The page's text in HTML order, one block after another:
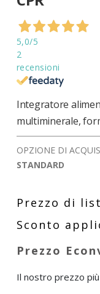
galleria
immagini
5,0/5
2
recensioni
Integratore
multiminerale,
OPZIONE DI
STANDARD
Il nostro prezzo